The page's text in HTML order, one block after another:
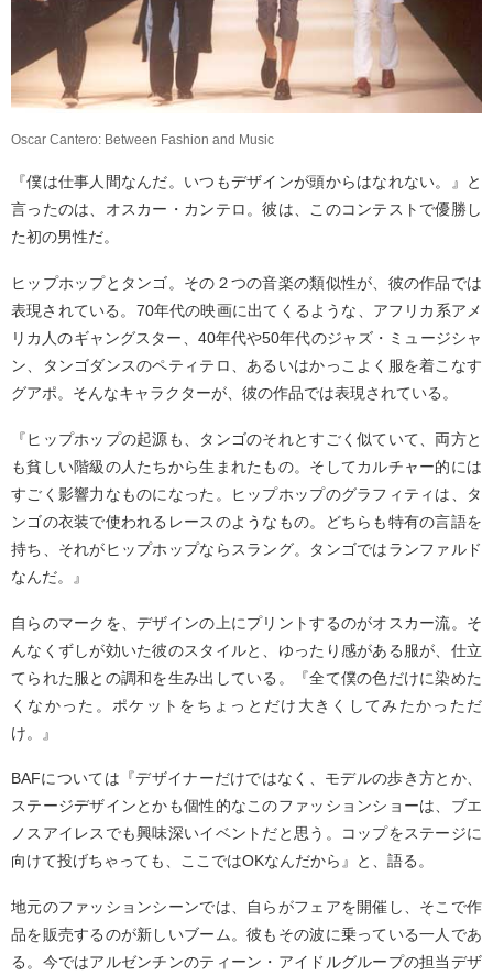
Oscar Cantero: Between Fashion and Music
『僕は仕事人間なんだ。いつもデザインが頭からはなれない。』と
言ったのは、オスカー・カンテロ。彼は、このコンテストで優勝し
た初の男性だ。
ヒップホップとタンゴ。その２つの音楽の類似性が、彼の作品では
表現されている。70年代の映画に出てくるような、アフリカ系アメ
リカ人のギャングスター、40年代や50年代のジャズ・ミュージシャ
ン、タンゴダンスのペティテロ、あるいはかっこよく服を着こなす
グアポ。そんなキャラクターが、彼の作品では表現されている。
『ヒップホップの起源も、タンゴのそれとすごく似ていて、両方と
も貧しい階級の人たちから生まれたもの。そしてカルチャー的には
すごく影響力なものになった。ヒップホップのグラフィティは、タ
ンゴの衣装で使われるレースのようなもの。どちらも特有の言語を
持ち、それがヒップホップならスラング。タンゴではランファルド
なんだ。』
自らのマークを、デザインの上にプリントするのがオスカー流。そ
んなくずしが効いた彼のスタイルと、ゆったり感がある服が、仕立
てられた服との調和を生み出している。『全て僕の色だけに染めた
くなかった。ポケットをちょっとだけ大きくしてみたかっただ
け。』
BAFについては『デザイナーだけではなく、モデルの歩き方とか、
ステージデザインとかも個性的なこのファッションショーは、ブエ
ノスアイレスでも興味深いイベントだと思う。コップをステージに
向けて投げちゃっても、ここではOKなんだから』と、語る。
地元のファッションシーンでは、自らがフェアを開催し、そこで作
品を販売するのが新しいブーム。彼もその波に乗っている一人であ
る。今ではアルゼンチンのティーン・アイドルグループの担当デザ